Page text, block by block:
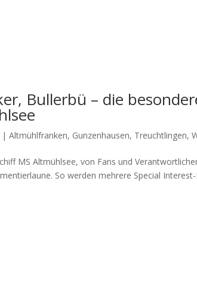
Bullerbü – die
|Altmühlfranken, Gunzenhausen, Treuchtlingen,
MS Alt­mühl­see, von Fans und
So wer­den meh­re­re Spe­cial